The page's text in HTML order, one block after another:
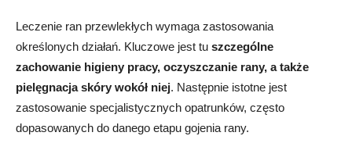
Leczenie ran przewlekłych wymaga zastosowania
określonych działań. Kluczowe jest tu szczególne
zachowanie higieny pracy, oczyszczanie rany, a także
pielęgnacja skóry wokół niej. Następnie istotne jest
zastosowanie specjalistycznych opatrunków, często
dopasowanych do danego etapu gojenia rany.